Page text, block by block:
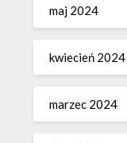
maj 2024
kwiecień 2024
marzec 2024